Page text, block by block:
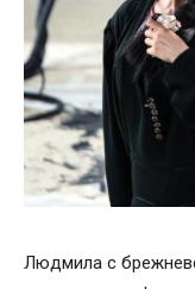
Людмила с